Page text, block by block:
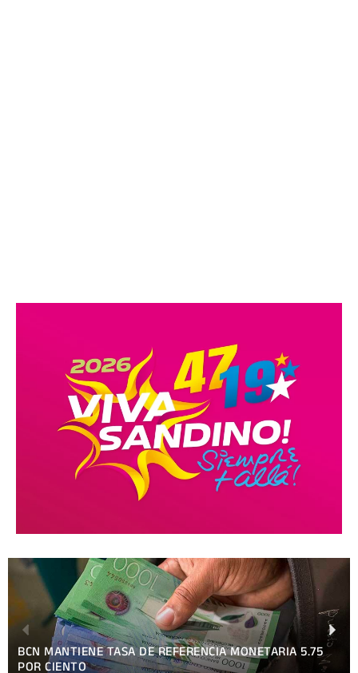
BCN MANTIENE TASA DE REFERENCIA MONETARIA 5.75
POR CIENTO